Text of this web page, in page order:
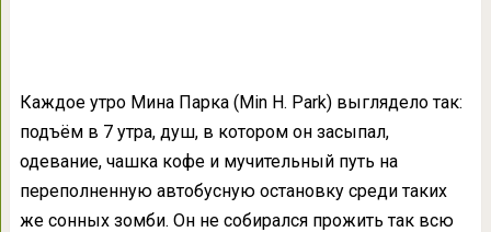
Каждое утро Мина Парка (Min H. Park) выглядело так:
подъём в 7 утра, душ, в котором он засыпал,
одевание, чашка кофе и мучительный путь на
переполненную автобусную остановку среди таких
же сонных зомби. Он не собирался прожить так всю